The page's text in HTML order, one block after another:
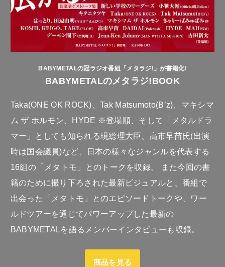
BABYMETALの冠ラジオ番組「メタラジ!」が書籍化!
BABYMETALのメタラジ!BOOK
Taka(ONE OK ROCK)、Tak Matsumoto(B’z)、マキシマ
ム ザ ホルモン、HYDE ※登場順、そして「メタルドラ
マー」としても知られる現総理大臣、高市早苗氏(出演
時は国会議員)など、日本の様々なジャンルを代表する
16組の「メタトモ」とのトークを収録。 また今回の書
籍のために撮り下ろされた最新ビジュアルと、番組で
出会った「メタトモ」とのエピソードトークや、ワー
ルドツアーを通じてパワーアップした最新の
BABYMETALを語るメンバーインタビューも収録。
商品を見る